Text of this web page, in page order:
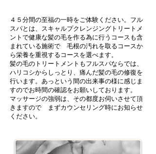
４５分間の至福の一時をご体験ください。フル
スパとは、スキャルプクレンジングトリートメ
ントで健康な髪の毛を作る為に行うコースも含
まれている施術で 毛根の汚れを取るコースか
ら栄養を重視するコースを選べます。
髪の毛のトリートメントもフルスパならでは、
ハリコシからしっとり、痛んだ髪の毛の修復を
行います。あっという間の出来事の様に感じま
すのでお時間の確認をお願いしております。
マッサージの強弱は、その都度お伺いさせて頂
きますので まずカウンセリング時にお知らせ
ください。